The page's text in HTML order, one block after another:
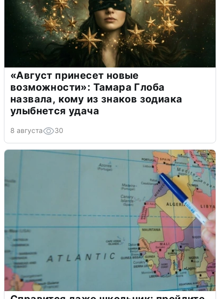
«Август принесет новые
возможности»: Тамара Глоба
назвала, кому из знаков зодиака
улыбнется удача
8 августа 30